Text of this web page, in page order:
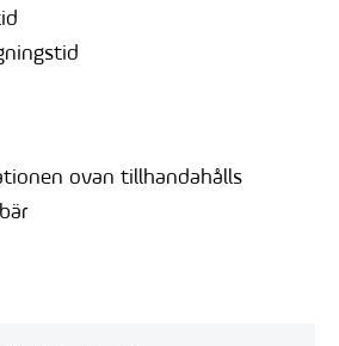
ovan tillhandahålls